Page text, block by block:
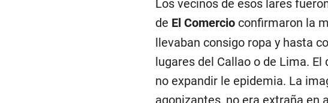
Los vecinos de esos lares
de El Comercioconfirmaron la
llevaban consigo ropa y hasta
lugares del Callao o de Lima.
no expandir le epidemia. La